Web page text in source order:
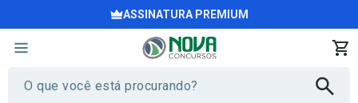
ASSINATURA PREMIUM